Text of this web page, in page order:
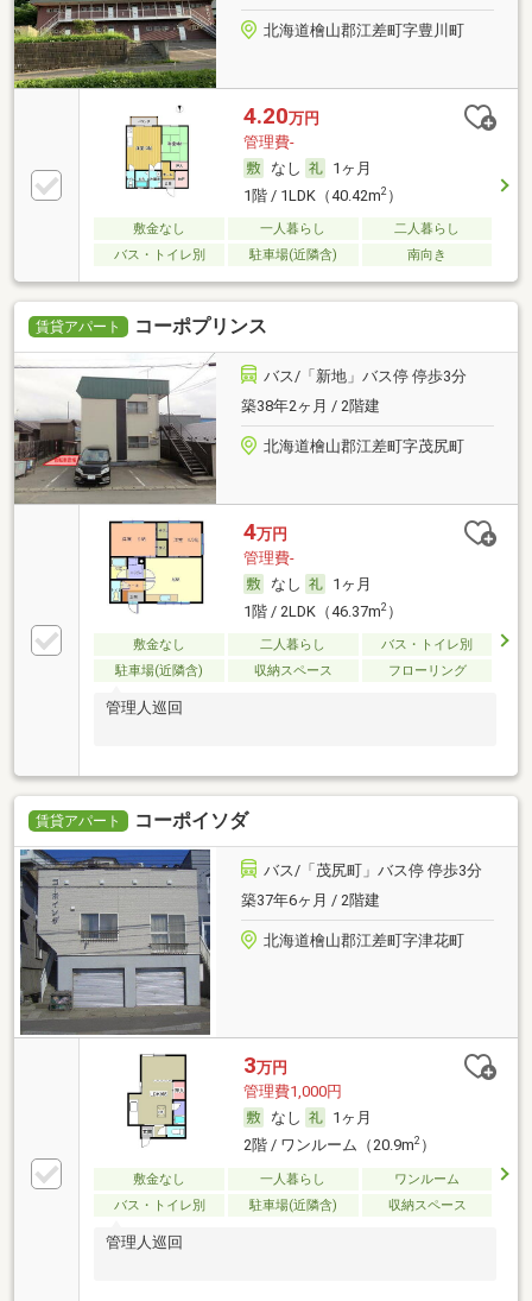
北海道檜山郡江差町字豊川町
4.20万円
管理費-
なし
1ヶ月
1階 / 1LDK（40.42m2）
敷金なし 一人暮らし
二人暮らし
バス・トイレ別
駐車場(近隣含) 南向き
賃貸アパート コーポプリンス
バス/「新地」バス停 停歩3分
築38年2ヶ月 / 2階建
北海道檜山郡江差町字茂尻町
4万円
管理費-
なし
1ヶ月
1階 / 2LDK（46.37m2）
敷金なし 二人暮らし
バス・トイレ別
駐車場(近隣含)
収納スペース フローリング
管理人巡回
賃貸アパート コーポイソダ
バス/「茂尻町」バス停 停歩3分
築37年6ヶ月 / 2階建
北海道檜山郡江差町字津花町
3万円
管理費1,000円
なし
1ヶ月
2階 / ワンルーム（20.9m2）
敷金なし 一人暮らし
ワンルーム
バス・トイレ別
駐車場(近隣含) 収納スペース
管理人巡回